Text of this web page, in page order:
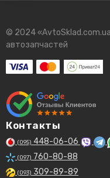
© 2024
автозапчастей
Контакты
(095) 448-06-06
(097) 760-80-88
(093) 309-89-89